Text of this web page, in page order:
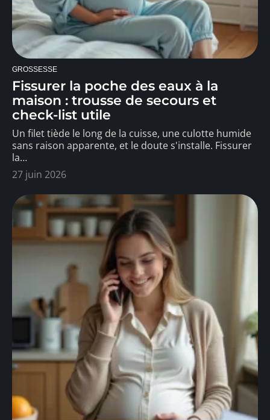
GROSSESSE
Fissurer la poche des eaux à la
maison : trousse de secours et
check-list utile
Un filet tiède le long de la cuisse, une culotte humide
sans raison apparente, et le doute s'installe. Fissurer
la…
27 juin 2026